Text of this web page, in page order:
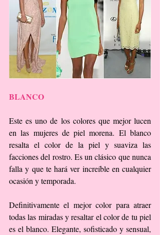
BLANCO
Este es uno de los colores que mejor lucen
en las mujeres de piel morena. El blanco
resalta el color de la piel y suaviza las
facciones del rostro. Es un clásico que nunca
falla y que te hará ver increíble en cualquier
ocasión y temporada.
Definitivamente el mejor color para atraer
todas las miradas y resaltar el color de tu piel
es el blanco. Elegante, sofisticado y sensual,